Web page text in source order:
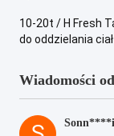
10-20t / H Fresh
do oddzielania
Wiadomości